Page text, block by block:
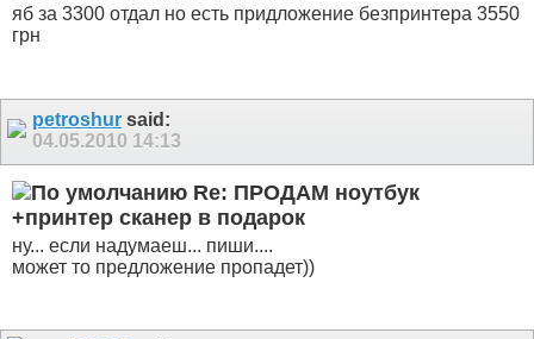
яб за 3300 отдал но есть придложение безпринтера 3550
грн
petroshur said:
04.05.2010 14:13
Re: ПРОДАМ ноутбук
+принтер сканер в подарок
ну... если надумаеш... пиши....
может то предложение пропадет))